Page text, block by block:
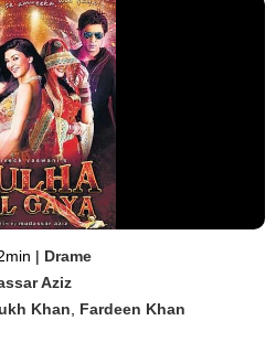
| Drame
Aziz
Khan
Fardeen Khan